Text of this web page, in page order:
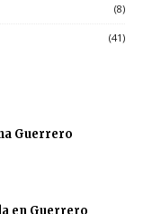
(8)
(41)
Guerrero
en Guerrero